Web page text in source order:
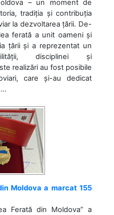
– un moment de
tradiția și contribuția
la dezvoltarea țării. De-
ferată a unit oameni și
țării și a reprezentat un
disciplinei și
realizări au fost posibile
care și-au dedicat
Moldova a marcat 155
Ferată din Moldova” a